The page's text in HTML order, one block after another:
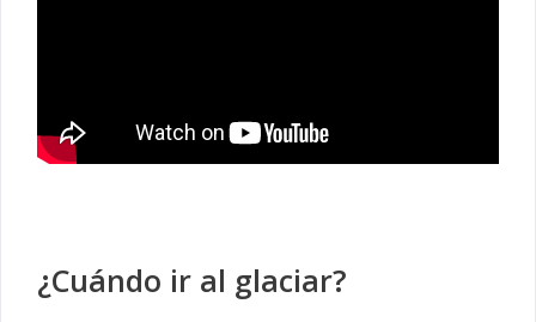
¿Cuándo ir al glaciar?